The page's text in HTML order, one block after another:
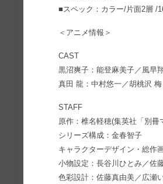
■スペック：カラー/片面2層 /
＜アニメ情報＞
CAST
黒沼爽子：能登麻美子／風早
真田 龍：中村悠一／胡桃沢
STAFF
原作：椎名軽穂(集英社「別冊
シリーズ構成：金春智子
キャラクターデザイン・総作
小物設定：長谷川ひとみ／佐
色彩設計：佐藤真由美／広瀬